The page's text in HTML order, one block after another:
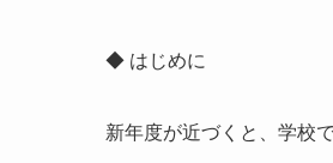
◆ はじめに
新年度が近づくと、学校